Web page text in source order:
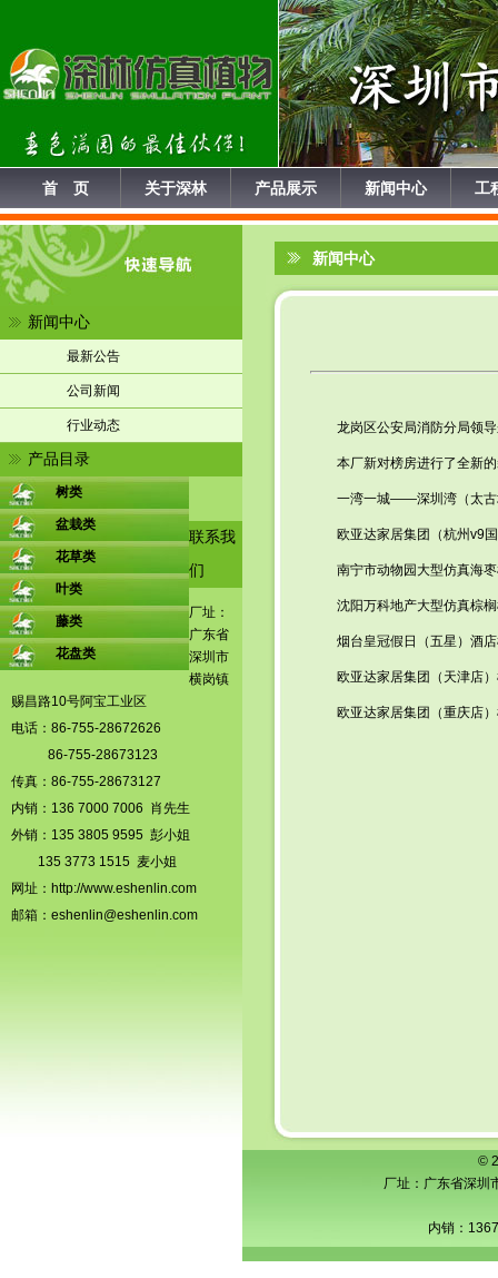
首 页 关于深林 产品展示 新闻中心 工
新闻中心
最新公告
公司新闻
行业动态
产品目录
树类
盆栽类
花草类
叶类
藤类
花盘类
联系我
们
厂址：
广东省
深圳市
横岗镇
赐昌路10号阿宝工业区
电话：86-755-28672626
86-755-28673123
传真：86-755-28673127
内销：136 7000 7006 肖先生
外销：135 3805 9595 彭小姐
135 3773 1515 麦小姐
网址： http://www.eshenlin.com
邮箱： eshenlin@eshenlin.com
新闻中心
龙岗区公安局消防分局领
本厂新对榜房进行了全新
一湾一城——深圳湾（太古
欧亚达家居集团（杭州v9
南宁市动物园大型仿真海
沈阳万科地产大型仿真棕
烟台皇冠假日（五星）酒
欧亚达家居集团（天津店
欧亚达家居集团（重庆店
©
厂址：广东省深
内销：